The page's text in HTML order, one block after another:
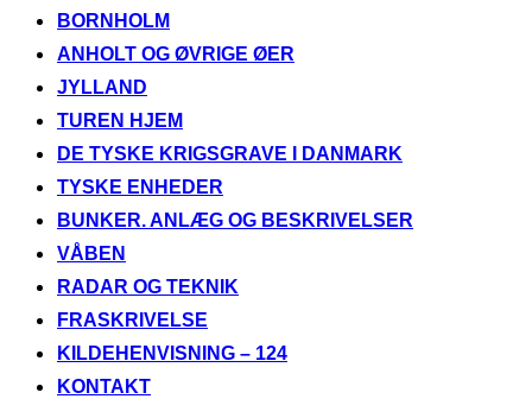
BORNHOLM
ANHOLT OG ØVRIGE ØER
JYLLAND
TUREN HJEM
DE TYSKE KRIGSGRAVE I DANMARK
TYSKE ENHEDER
BUNKER. ANLÆG OG BESKRIVELSER
VÅBEN
RADAR OG TEKNIK
FRASKRIVELSE
KILDEHENVISNING – 124
KONTAKT